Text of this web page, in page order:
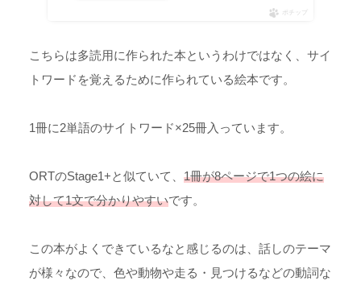
ポチップ
こちらは多読用に作られた本というわけではなく、サイ
トワードを覚えるために作られている絵本です。
1冊に2単語のサイトワード×25冊入っています。
ORTのStage1+と似ていて、 1冊が8ページで1つの絵に
対して1文で分かりやすいです。
この本がよくできているなと感じるのは、話しのテーマ
が様々なので、色や動物や走る・見つけるなどの動詞な